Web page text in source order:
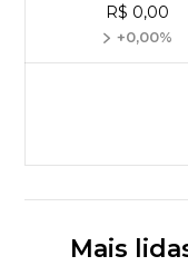
R$ 0,00
+0,00%
Mais